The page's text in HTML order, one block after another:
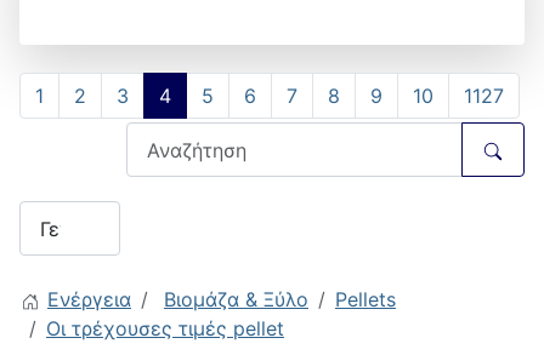
1 2 3 4 5 6 7 8 9 10 1127
Ενέργεια Βιομάζα & Ξύλο
Pellets
Οι τρέχουσες τιμές pellet